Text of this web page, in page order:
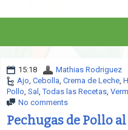
15:18
Mathias Rodriguez
Ajo, Cebolla, Crema de Leche,
Pollo, Sal ,Todas las Recetas,
No comments
Pechugas de Pollo